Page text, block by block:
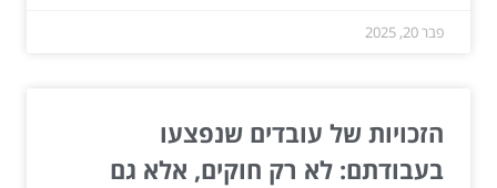
פבר 20, 2025
הזכויות של עובדים שנפצעו
בעבודתם: לא רק חוקים, אלא גם